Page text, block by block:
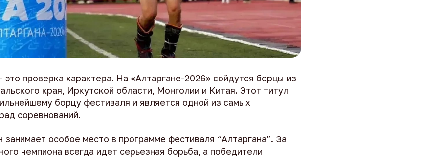
это проверка характера. На «Алтаргане-2026» сойдутся борцы из
края, Иркутской области, Монголии и Китая. Этот титул
борцу фестиваля и является одной из самых
соревнований.
занимает особое место в программе фестиваля “Алтаргана”. За
чемпиона всегда идет серьезная борьба, а победители